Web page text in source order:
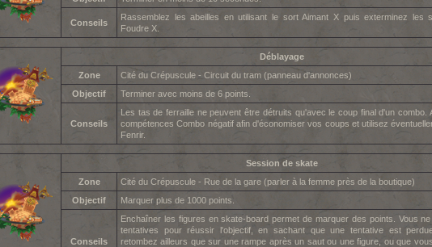
Conseils
Rassemblez les abeilles en utilisant le sort Aimant X puis exterminez les
Foudre X.
Déblayage
Zone
Cité du Crépuscule - Circuit du tram (panneau d'annonces)
Objectif
Terminer avec moins de 6 points.
Conseils
Les tas de ferraille ne peuvent être détruits qu'avec le coup final d'un combo.
compétences Combo négatif afin d'économiser vos coups et utilisez
Fenrir.
Session de skate
Zone
Cité du Crépuscule - Rue de la gare (parler à la femme près de la boutique)
Objectif
Marquer plus de 1000 points.
Conseils
Enchaîner les figures en skate-board permet de marquer des points. Vous
tentatives pour réussir l'objectif, en sachant que une tentative est
retombez ailleurs que sur une rampe après un saut ou une figure, ou que